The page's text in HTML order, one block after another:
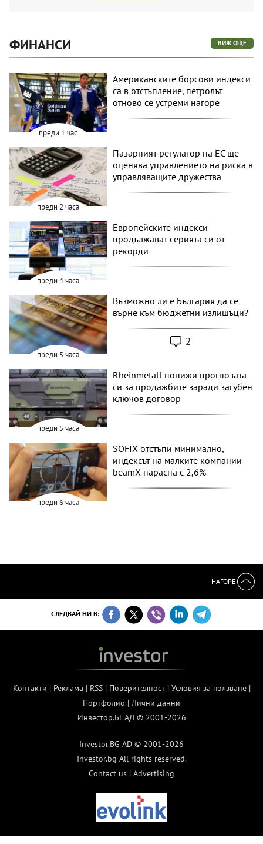
ФИНАНСИ ВИЖ ОЩЕ
преди 1 час
Американските борсови индекси
са в отстъпление, петролът
отново се устреми нагоре
преди 2 часа
Пазарният регулатор на ЕС ще
оценява управлението на риска в
управляващите дружества
преди 4 часа
Европейските индекси
продължават серията си от
рекорди
преди 5 часа
Възможно ли е България да се
върне към бюджетни излишъци?
2
преди 5 часа
Rheinmetall понижи прогнозата
си за продажбите заради загубен
ключов договор
преди 6 часа
SOFIX отстъпи минимално,
индексът на малките компании
beamX нарасна с 2,6%
НАГОРЕ
СЛЕДВАЙ НИ В:
Контакти | Реклама | RSS| Поверителност| Условия за ползване|
Портфолио | Лични данни
Инвестор.БГ АД © 2001-2026
Investor.BG AD © 2001-2026
Investor.bg All rights reserved.
Contact us | Advertising